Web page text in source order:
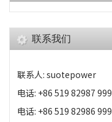
联系我们
联系人: suotepower
电话: +86 519 82987 999
电话: +86 519 82986 999